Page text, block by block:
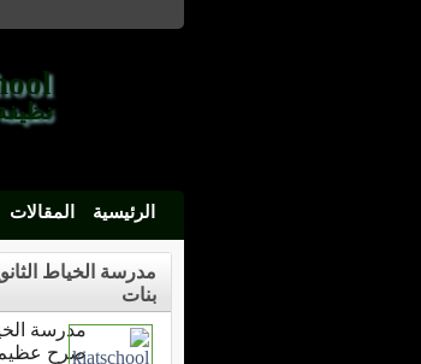
الرئيسية المقالات
مدرسة الخياط
بنات
مدرسة
صرح